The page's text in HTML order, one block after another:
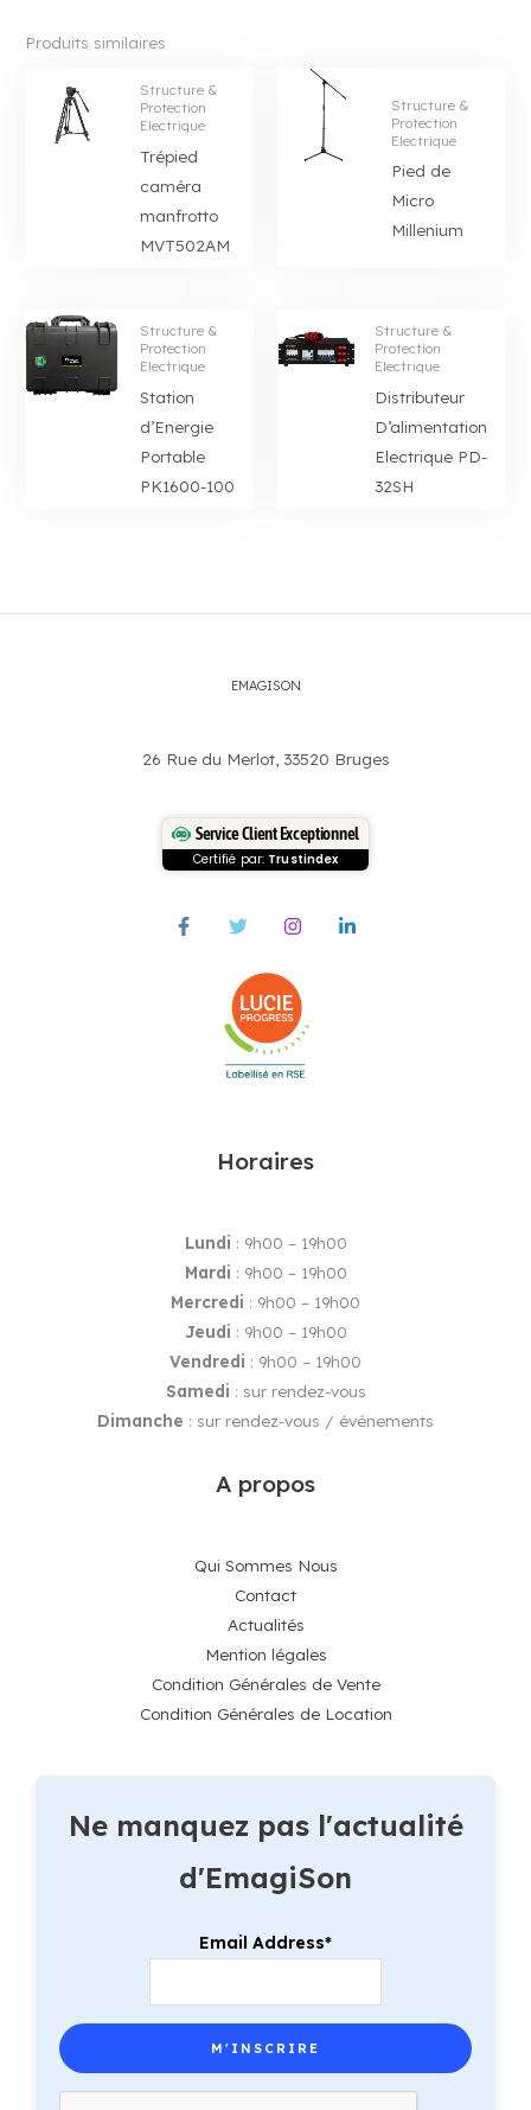
Produits similaires
Structure &
Protection
Electrique
Trépied
caméra
manfrotto
MVT502AM
Structure &
Protection
Electrique
Pied de
Micro
Millenium
Structure &
Protection
Electrique
Station
d’Energie
Portable
PK1600-100
Structure &
Protection
Electrique
Distributeur
D’alimentation
Electrique PD-
32SH
EMAGISON
26 Rue du Merlot, 33520 Bruges
Service Client Exceptionnel
Certifié par: Trustindex
Horaires
Lundi : 9h00 – 19h00
Mardi : 9h00 – 19h00
Mercredi : 9h00 – 19h00
Jeudi : 9h00 – 19h00
Vendredi : 9h00 – 19h00
Samedi : sur rendez-vous
Dimanche : sur rendez-vous / événements
A propos
Qui Sommes Nous
Contact
Actualités
Mention légales
Condition Générales de Vente
Condition Générales de Location
Ne manquez pas l'actualité
d'EmagiSon
Email Address*